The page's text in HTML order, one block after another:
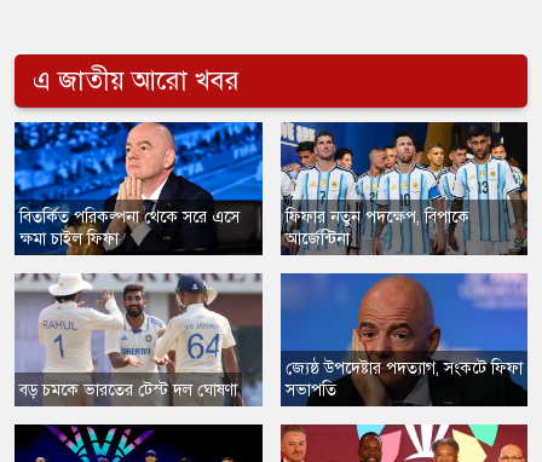
এ জাতীয় আরো খবর
​বিতর্কিত পরিকল্পনা থেকে সরে এসে
ক্ষমা চাইল ফিফা
বড় চমকে ভারতের টেস্ট দল ঘোষণা
ফিফার নতুন পদক্ষেপ, বিপাকে
আর্জেন্টিনা
জ্যেষ্ঠ উপদেষ্টার পদত্যাগ, সংকটে ফিফা
সভাপতি